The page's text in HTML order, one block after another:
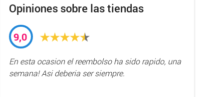
Opiniones sobre las tiendas
9,0
En esta ocasion el reembolso ha sido rapido, una
semana! Asi deberia ser siempre.